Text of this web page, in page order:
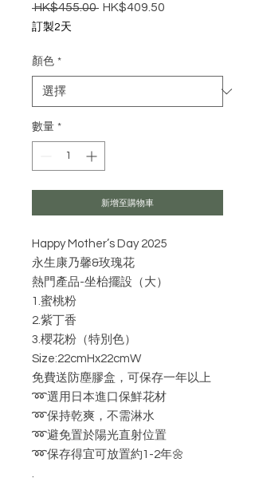
HK$455.00 一般價格
HK$409.50
訂製2天
顏色 *
數量 *
新增至購物車
Happy Mother’s Day 2025
永生康乃馨&玫瑰花
熱門產品-坐枱擺設（大）
1.蜜桃粉
2.紫丁香
3.櫻花粉（特別色）
Size:22cmHx22cmW
免費送防塵膠盒，可保存一年以上
➿選用日本進口保鮮花材
➿保持乾爽，不需淋水
➿避免置於陽光直射位置
➿保存得宜可放置約1-2年🌼
.